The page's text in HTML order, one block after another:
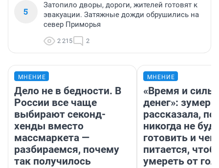
5
Затопило дворы, дороги, жителей готовят к
эвакуации. Затяжные дожди обрушились на
север Приморья
2 215 2
МНЕНИЕ
Дело не в бедности. В
России все чаще
выбирают секонд-
хенды вместо
массмаркета —
разбираемся, почему
так получилось
МНЕНИЕ
«Время и
денег»:
рассказала,
никогда не
готовить и чем
питается,
умереть от